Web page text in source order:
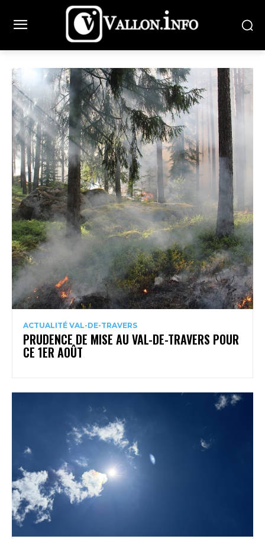
ACTUALITÉ VAL-DE-TRAVERS
PRUDENCE DE MISE AU VAL-DE-TRAVERS POUR
CE 1ER AOÛT